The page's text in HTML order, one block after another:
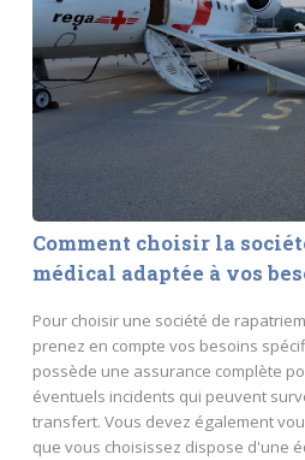
Comment choisir la
médical adaptée à vos
Pour choisir une société de
prenez en compte vos besoins
possède une assurance complète
éventuels incidents qui peuvent
transfert. Vous devez également
que vous choisissez dispose d'une